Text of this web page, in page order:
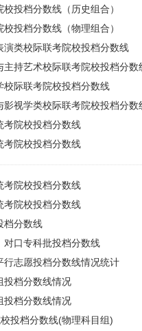
投档分数线（历史组合）
投档分数线（物理组合）
类校际联考院校投档分数线
持艺术校际联考院校投档分数
校际联考院校投档分数线
视学类校际联考院校投档分数
考院校投档分数线
考院校投档分数线
考院校投档分数线
考院校投档分数线
档分数线
对口专科批投档分数线
行志愿投档分数线情况统计
投档分数线情况
投档分数线情况
投档分数线(物理科目组)